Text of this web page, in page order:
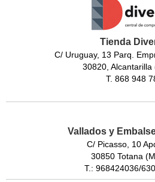
Tienda
C/ Uruguay, 13 Parq.
30820, Alcantarilla
T. 868 948
Vallados y
C/ Picasso, 10
30850 Totana
T.: 968424036/